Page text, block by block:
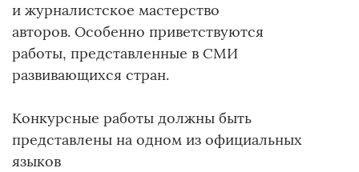
и журналистское мастерство
авторов. Особенно приветствуются
работы, представленные в СМИ
развивающихся стран.
Конкурсные работы должны быть
представлены на одном из официальных
языков